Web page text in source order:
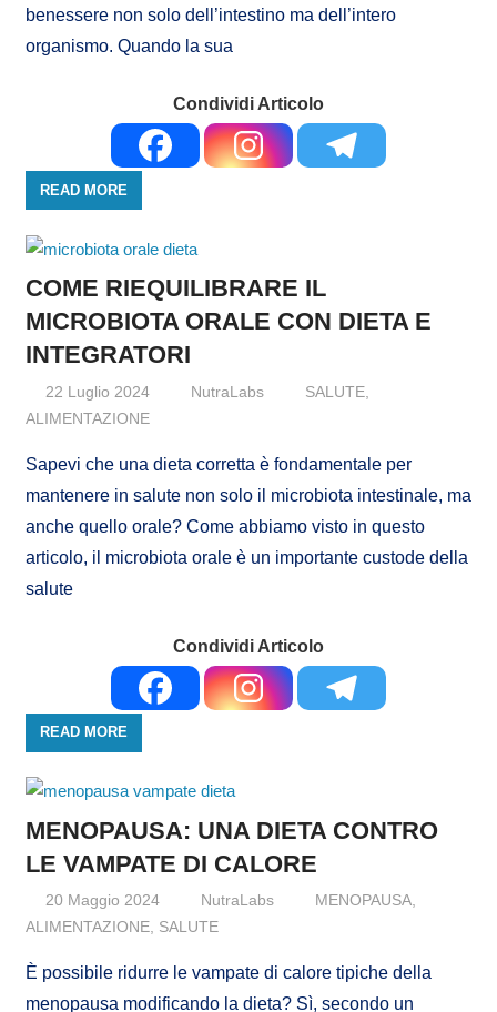
benessere non solo dell’intestino ma dell’intero
organismo. Quando la sua
Condividi Articolo
READ MORE
COME RIEQUILIBRARE IL
MICROBIOTA ORALE CON DIETA E
INTEGRATORI
22 Luglio 2024 NutraLabs SALUTE
ALIMENTAZIONE
Sapevi che una dieta corretta è fondamentale per
mantenere in salute non solo il microbiota intestinale, ma
anche quello orale? Come abbiamo visto in questo
articolo, il microbiota orale è un importante custode della
salute
Condividi Articolo
READ MORE
MENOPAUSA: UNA DIETA CONTRO
LE VAMPATE DI CALORE
20 Maggio 2024 NutraLabs MENOPAUSA,
ALIMENTAZIONE, SALUTE
È possibile ridurre le vampate di calore tipiche della
menopausa modificando la dieta? Sì, secondo un